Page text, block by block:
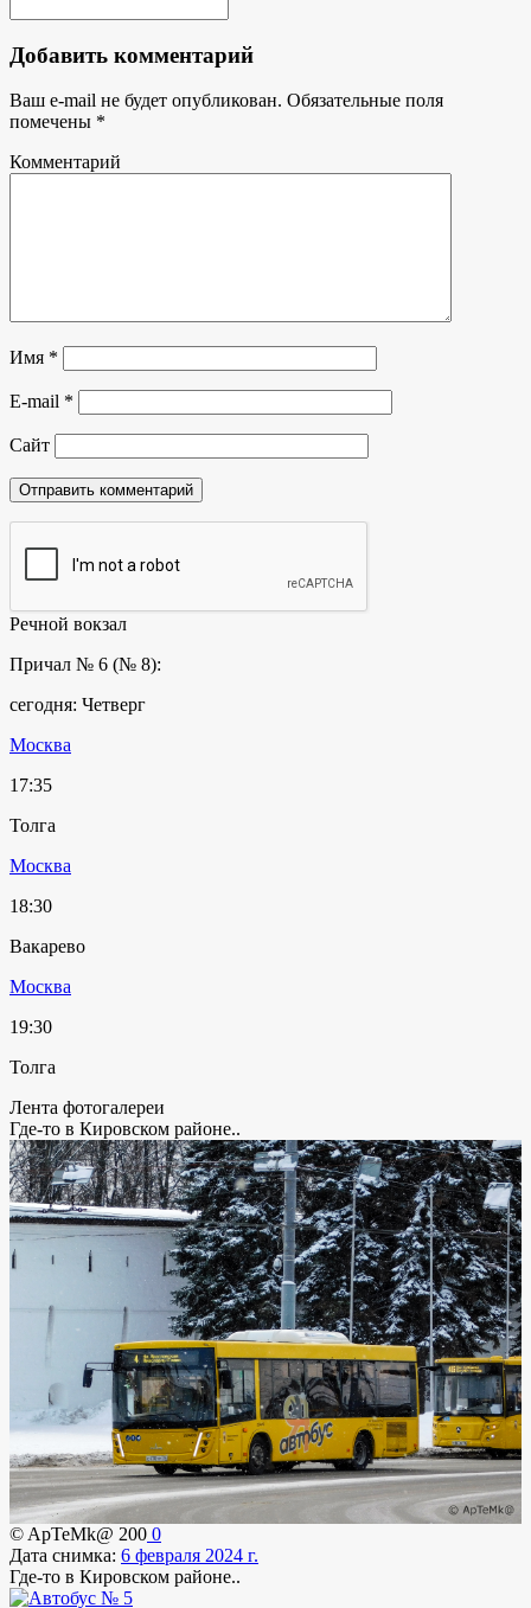
Добавить комментарий
Ваш e-mail не будет опубликован. Обязательные поля
помечены *
Комментарий
Имя *
E-mail *
Сайт
Речной вокзал
Причал № 6 (№ 8):
сегодня: Четверг
Москва
17:35
Толга
Москва
18:30
Вакарево
Москва
19:30
Толга
Лента фотогалереи
Где-то в Кировском районе..
© ApTeMk@ 200 0
Дата снимка: 6 февраля 2024 г.
Где-то в Кировском районе..